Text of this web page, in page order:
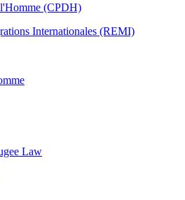
(CPDH)
Internationales (REMI)
Law